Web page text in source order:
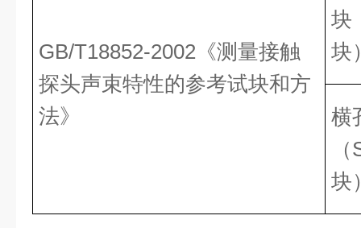
GB/T18852-2002《测量接触
探头声束特性的参考试块和方
法》
块
块
横
块